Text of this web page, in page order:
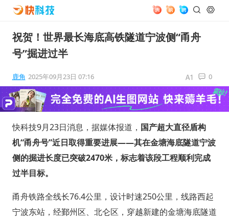
祝贺！世界最长海底高铁隧道宁波侧“甬舟
号”掘进过半
鹿角 2025年09月23日 07:16 0
快科技9月23日消息，据媒体报道， 国产超大直径盾构
机“甬舟号”近日取得重要进展——其在金塘海底隧道宁波
侧的掘进长度已突破2470米，标志着该段工程顺利完成
过半目标。
甬舟铁路全线长76.4公里，设计时速250公里，线路西起
宁波东站，经鄞州区、北仑区，穿越新建的金塘海底隧道